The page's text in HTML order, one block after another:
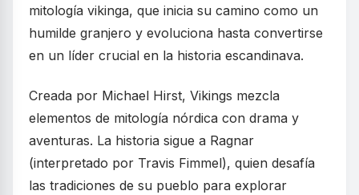
mitología vikinga, que inicia su camino como un
humilde granjero y evoluciona hasta convertirse
en un líder crucial en la historia escandinava.
Creada por Michael Hirst, Vikings mezcla
elementos de mitología nórdica con drama y
aventuras. La historia sigue a Ragnar
(interpretado por Travis Fimmel), quien desafía
las tradiciones de su pueblo para explorar